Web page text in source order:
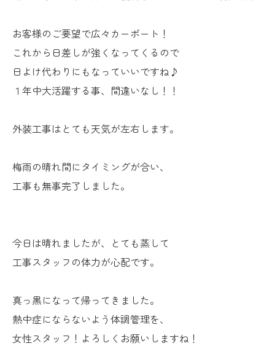
お客様のご要望で広々カーポート！
これから日差しが強くなってくるので
日よけ代わりにもなっていいですね♪
１年中大活躍する事、間違いなし！！
外装工事はとても天気が左右します。
梅雨の晴れ間にタイミングが合い、
工事も無事完了しました。
今日は晴れましたが、とても蒸して
工事スタッフの体力が心配です。
真っ黒になって帰ってきました。
熱中症にならないよう体調管理を、
女性スタッフ！よろしくお願いしますね！